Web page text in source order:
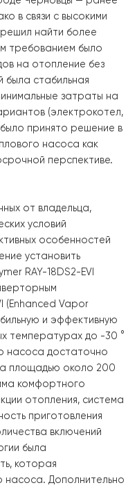
отопления с
в сравнении с
Заказчик —
городе Черновцы —
в связи с
решил найти более
требованием было
на отопление без
минимальные затраты
вариантов
было принято
теплового насоса как
от владельца,
условий
установить
RAY-18DS2-EVI
инверторным
EVI (Enhanced Vapor
и
температурах до -
насоса